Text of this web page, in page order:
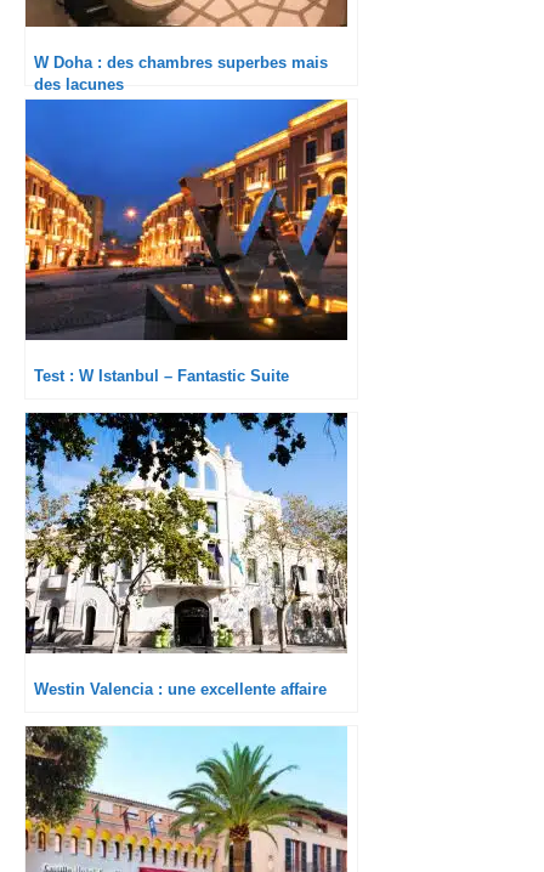
W Doha : des chambres superbes mais
des lacunes
Test : W Istanbul – Fantastic Suite
Westin Valencia : une excellente affaire